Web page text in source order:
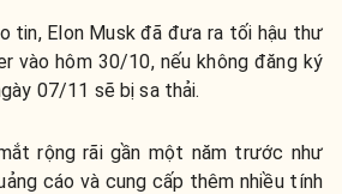
tin, Elon Musk đã đưa ra tối hậu thư
vào hôm 30/10, nếu không đăng ký
07/11 sẽ bị sa thải.
rộng rãi gần một năm trước như
cáo và cung cấp thêm nhiều tính